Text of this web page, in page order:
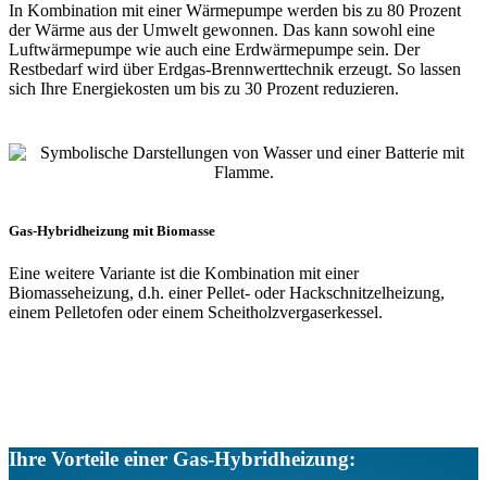
In Kombination mit einer Wärmepumpe werden bis zu 80 Prozent
der Wärme aus der Umwelt gewonnen. Das kann sowohl eine
Luftwärmepumpe wie auch eine Erdwärmepumpe sein. Der
Restbedarf wird über Erdgas-Brennwerttechnik erzeugt. So lassen
sich Ihre Energiekosten um bis zu 30 Prozent reduzieren.
Gas-Hybridheizung mit Biomasse ​
Eine weitere Variante ist die Kombination mit einer
Biomasseheizung, d.h. einer Pellet- oder Hackschnitzelheizung,
einem Pelletofen oder einem Scheitholzvergaserkessel.
Ihre Vorteile einer Gas-Hybridheizung:​